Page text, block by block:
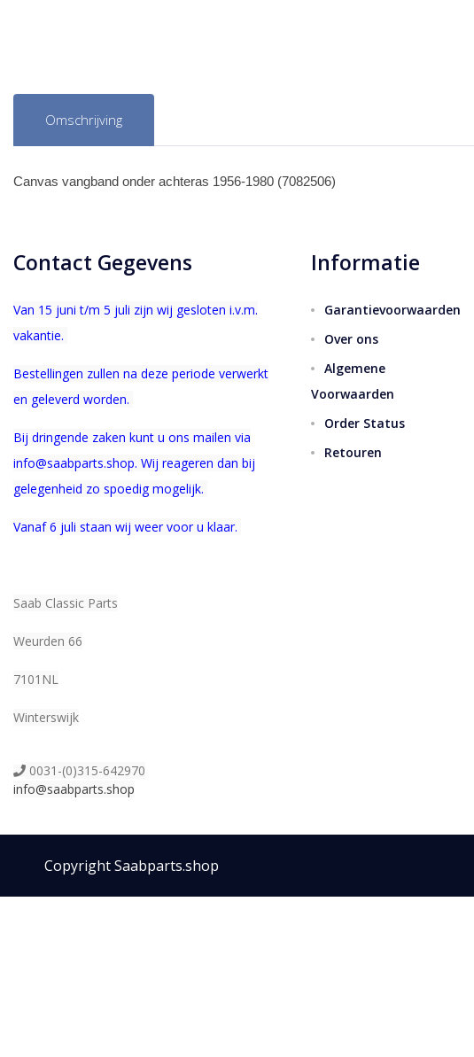
Omschrijving
Canvas vangband onder achteras 1956-1980 (7082506)
Contact Gegevens
Van 15 juni t/m 5 juli zijn wij gesloten i.v.m.
vakantie.
Bestellingen zullen na deze periode verwerkt
en geleverd worden.
Bij dringende zaken kunt u ons mailen via
info@saabparts.shop. Wij reageren dan bij
gelegenheid zo spoedig mogelijk.
Vanaf 6 juli staan wij weer voor u klaar.
Saab Classic Parts
Weurden 66
7101NL
Winterswijk
0031-(0)315-642970
info@saabparts.shop
Informatie
Garantievoorwaarden
Over ons
Algemene
Voorwaarden
Order Status
Retouren
Copyright Saabparts.shop